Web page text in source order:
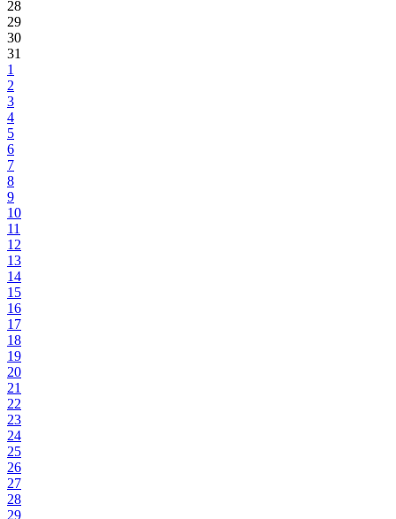
28
29
30
31
1
2
3
4
5
6
7
8
9
10
11
12
13
14
15
16
17
18
19
20
21
22
23
24
25
26
27
28
29